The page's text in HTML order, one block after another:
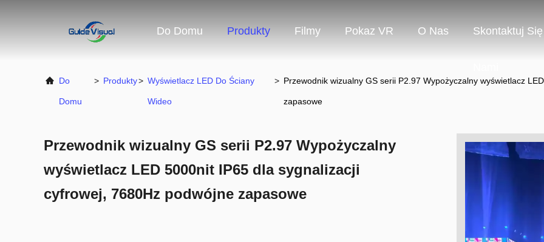
Do Domu Produkty Filmy Pokaz VR O Nas Skontaktuj
Do
Domu
> Produkty> Wyświetlacz LED Do Ściany
Wideo
> Przewodnik wizualny GS serii P2.97 Wypożyczalny wyświetlacz
zapasowe
Przewodnik wizualny GS serii P2.97 Wypożyczalny
wyświetlacz LED 5000nit IP65 dla sygnalizacji
cyfrowej, 7680Hz podwójne zapasowe